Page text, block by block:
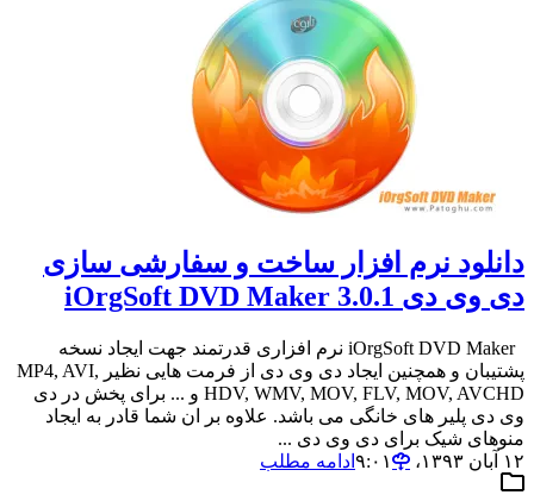
دانلود نرم افزار ساخت و سفارشی سازی
دی وی دی iOrgSoft DVD Maker 3.0.1
iOrgSoft DVD Maker نرم افزاری قدرتمند جهت ایجاد نسخه
پشتیبان و همچنین ایجاد دی وی دی از فرمت هایی نظیر MP4, AVI,
HDV, WMV, MOV, FLV, MOV, AVCHD و ... برای پخش در دی
وی دی پلیر های خانگی می باشد. علاوه بر ان شما قادر به ایجاد
منوهای شیک برای دی وی دی ...
۱۲ آبان ۱۳۹۳،‏ ۹:۰۱
ادامه مطلب